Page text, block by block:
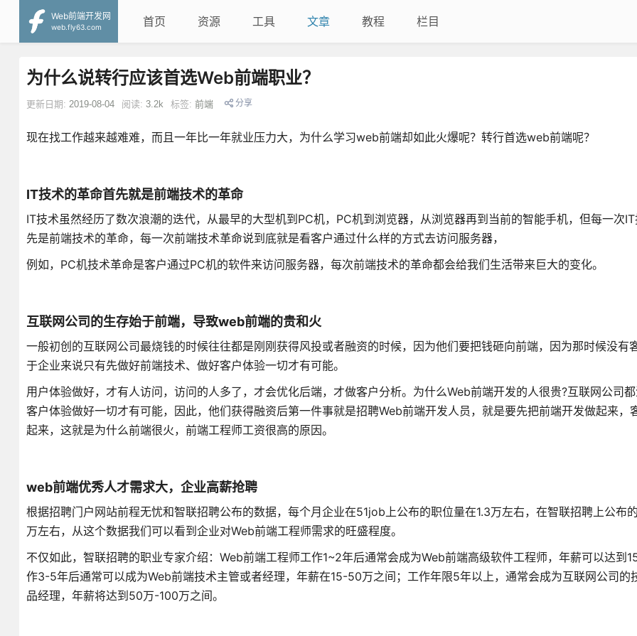
Web前端开发网
web.fly63.com
首页 资源 工具 文章 教程 栏目
为什么说转行应该首选Web前端职业？
更新日期: 2019-08-04 阅读: 3.2k 标签: 前端 分享
现在找工作越来越难难，而且一年比一年就业压力大，为什么学习web前端却如此火爆呢？转行首选web前端呢？
IT技术的革命首先就是前端技术的革命
IT技术虽然经历了数次浪潮的迭代，从最早的大型机到PC机，PC机到浏览器，从浏览器再到当前的智能手机，但每一次
先是前端技术的革命，每一次前端技术革命说到底就是看客户通过什么样的方式去访问服务器，
例如，PC机技术革命是客户通过PC机的软件来访问服务器，每次前端技术的革命都会给我们生活带来巨大的变化。
互联网公司的生存始于前端，导致web前端的贵和火
一般初创的互联网公司最烧钱的时候往往都是刚刚获得风投或者融资的时候，因为他们要把钱砸向前端，因为那时候没有
于企业来说只有先做好前端技术、做好客户体验一切才有可能。
用户体验做好，才有人访问，访问的人多了，才会优化后端，才做客户分析。为什么Web前端开发的人很贵?互联网公司
客户体验做好一切才有可能，因此，他们获得融资后第一件事就是招聘Web前端开发人员，就是要先把前端开发做起来，
起来，这就是为什么前端很火，前端工程师工资很高的原因。
web前端优秀人才需求大，企业高薪抢聘
根据招聘门户网站前程无忧和智联招聘公布的数据，每个月企业在51job上公布的职位量在1.3万左右，在智联招聘上公布
万左右，从这个数据我们可以看到企业对Web前端工程师需求的旺盛程度。
不仅如此，智联招聘的职业专家介绍：Web前端工程师工作1~2年后通常会成为Web前端高级软件工程师，年薪可以达到
作3-5年后通常可以成为Web前端技术主管或者经理，年薪在15-50万之间；工作年限5年以上，通常会成为互联网公司的
品经理，年薪将达到50万-100万之间。